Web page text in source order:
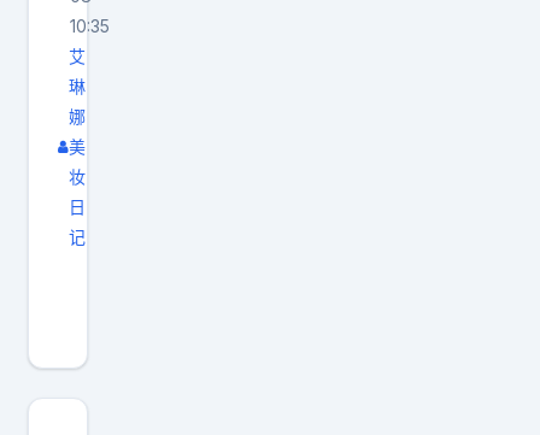
力
的
人
不
是
难
事
大
于
10:35
艾
琳
娜
美
妆
日
记
走
到